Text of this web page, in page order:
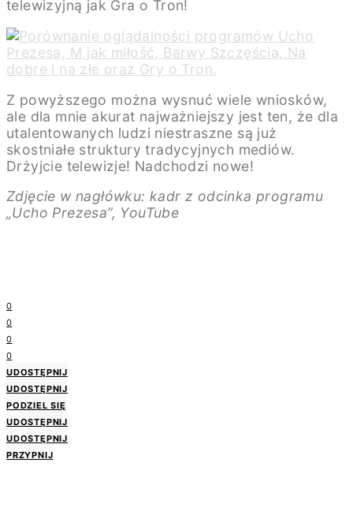
telewizyjną jak Gra o Tron!
Z powyższego można wysnuć wiele wniosków,
ale dla mnie akurat najważniejszy jest ten, że dla
utalentowanych ludzi niestraszne są już
skostniałe struktury tradycyjnych mediów.
Drżyjcie telewizje! Nadchodzi nowe!
Zdjęcie w nagłówku: kadr z odcinka programu
„Ucho Prezesa”, YouTube
0
0
0
0
UDOSTĘPNIJ
UDOSTĘPNIJ
PODZIEL SIĘ
UDOSTĘPNIJ
UDOSTĘPNIJ
PRZYPNIJ